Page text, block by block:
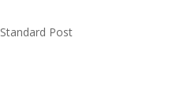
Standard Post